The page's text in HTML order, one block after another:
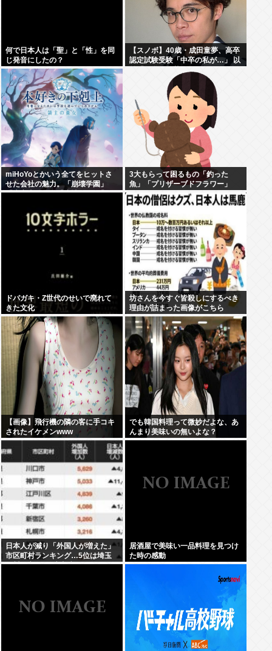
何で日本人は「聖」と「性」を同
じ発音にしたの？
【スノボ】40歳・成田童夢、高卒
認定試験受験「中卒の私が…」 以
前「数学だけ落ちました」もAI採
miHoYoとかいう全てをヒットさ
せた会社の魅力。「崩壊学園」
「未定事件簿」「崩壊3rd」「原
ゼロ」
3大もらって困るもの「釣った
魚」「プリザーブドフラワー」
ドパガキ・Z世代のせいで廃れて
きた文化
坊さんを今すぐ皆殺しにするべき
理由が詰まった画像がこちら
【画像】飛行機の隣の客に手コキ
されたイケメンwww
でも韓国料理って微妙だよな、あ
んまり美味いの無いよな？
日本人が減り「外国人が増えた」
市区町村ランキング…5位は埼玉
県川口市、4位京都市、ではトッ
居酒屋で美味い一品料理を見つけ
た時の感動